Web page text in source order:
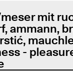
mit
ammann,
-